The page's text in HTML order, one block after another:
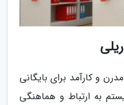
و کارآمد برای بایگانی
به ارتباط و هماهنگی